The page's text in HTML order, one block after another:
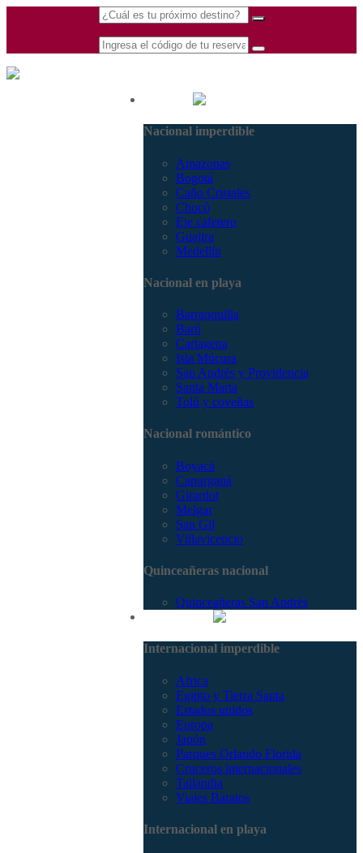
Nacional imperdible
Amazonas
Bogotá
Caño Cristales
Chocó
Eje cafetero
Guajira
Medellín
Nacional en playa
Barranquilla
Barú
Cartagena
Isla Múcura
San Andrés y Providencia
Santa Marta
Tolú y coveñas
Nacional romántico
Boyacá
Capurganá
Girardot
Melgar
San Gil
Villavicencio
Quinceañeras nacional
Quinceañeras San Andrés
Internacional imperdible
Africa
Egipto y Tierra Santa
Estados unidos
Europa
Japón
Parques Orlando Florida
Cruceros internacionales
Tailandia
Viajes Baratos
Internacional en playa